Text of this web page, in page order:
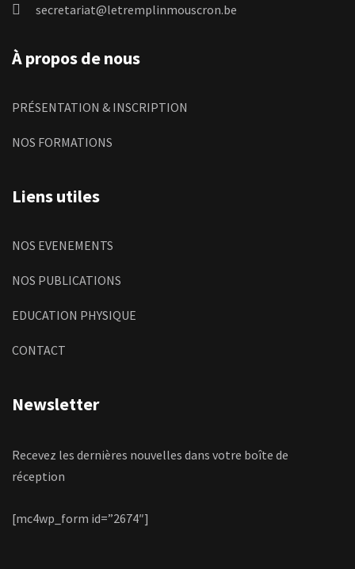
secretariat@letremplinmouscron.be
À propos de nous
PRÉSENTATION & INSCRIPTION
NOS FORMATIONS
Liens utiles
NOS EVENEMENTS
NOS PUBLICATIONS
EDUCATION PHYSIQUE
CONTACT
Newsletter
Recevez les dernières nouvelles dans votre boîte de
réception
[mc4wp_form id=”2674″]